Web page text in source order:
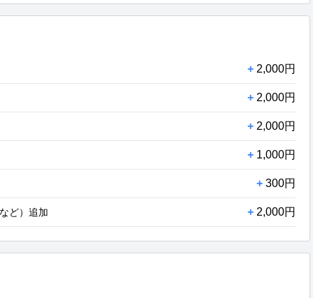
+ 2,000円
+ 2,000円
+ 2,000円
+ 1,000円
+ 300円
ど）追加 + 2,000円